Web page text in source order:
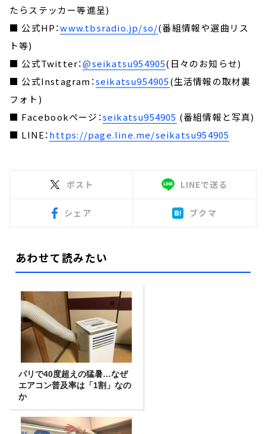
たらステッカー等進呈)
■ 公式HP：www.tbsradio.jp/so/(番組情報や選曲リス
ト等)
■ 公式Twitter：@seikatsu954905(日々のお知らせ)
■ 公式Instagram：seikatsu954905(生活情報の取材裏
フォト)
■ Facebookページ：seikatsu954905 (番組情報と写真)
■ LINE：https://page.line.me/seikatsu954905
ポスト LINEで送る
シェア ブクマ
あわせて読みたい
パリで40度超えの猛暑…なぜ
エアコン普及率は「1割」なの
か